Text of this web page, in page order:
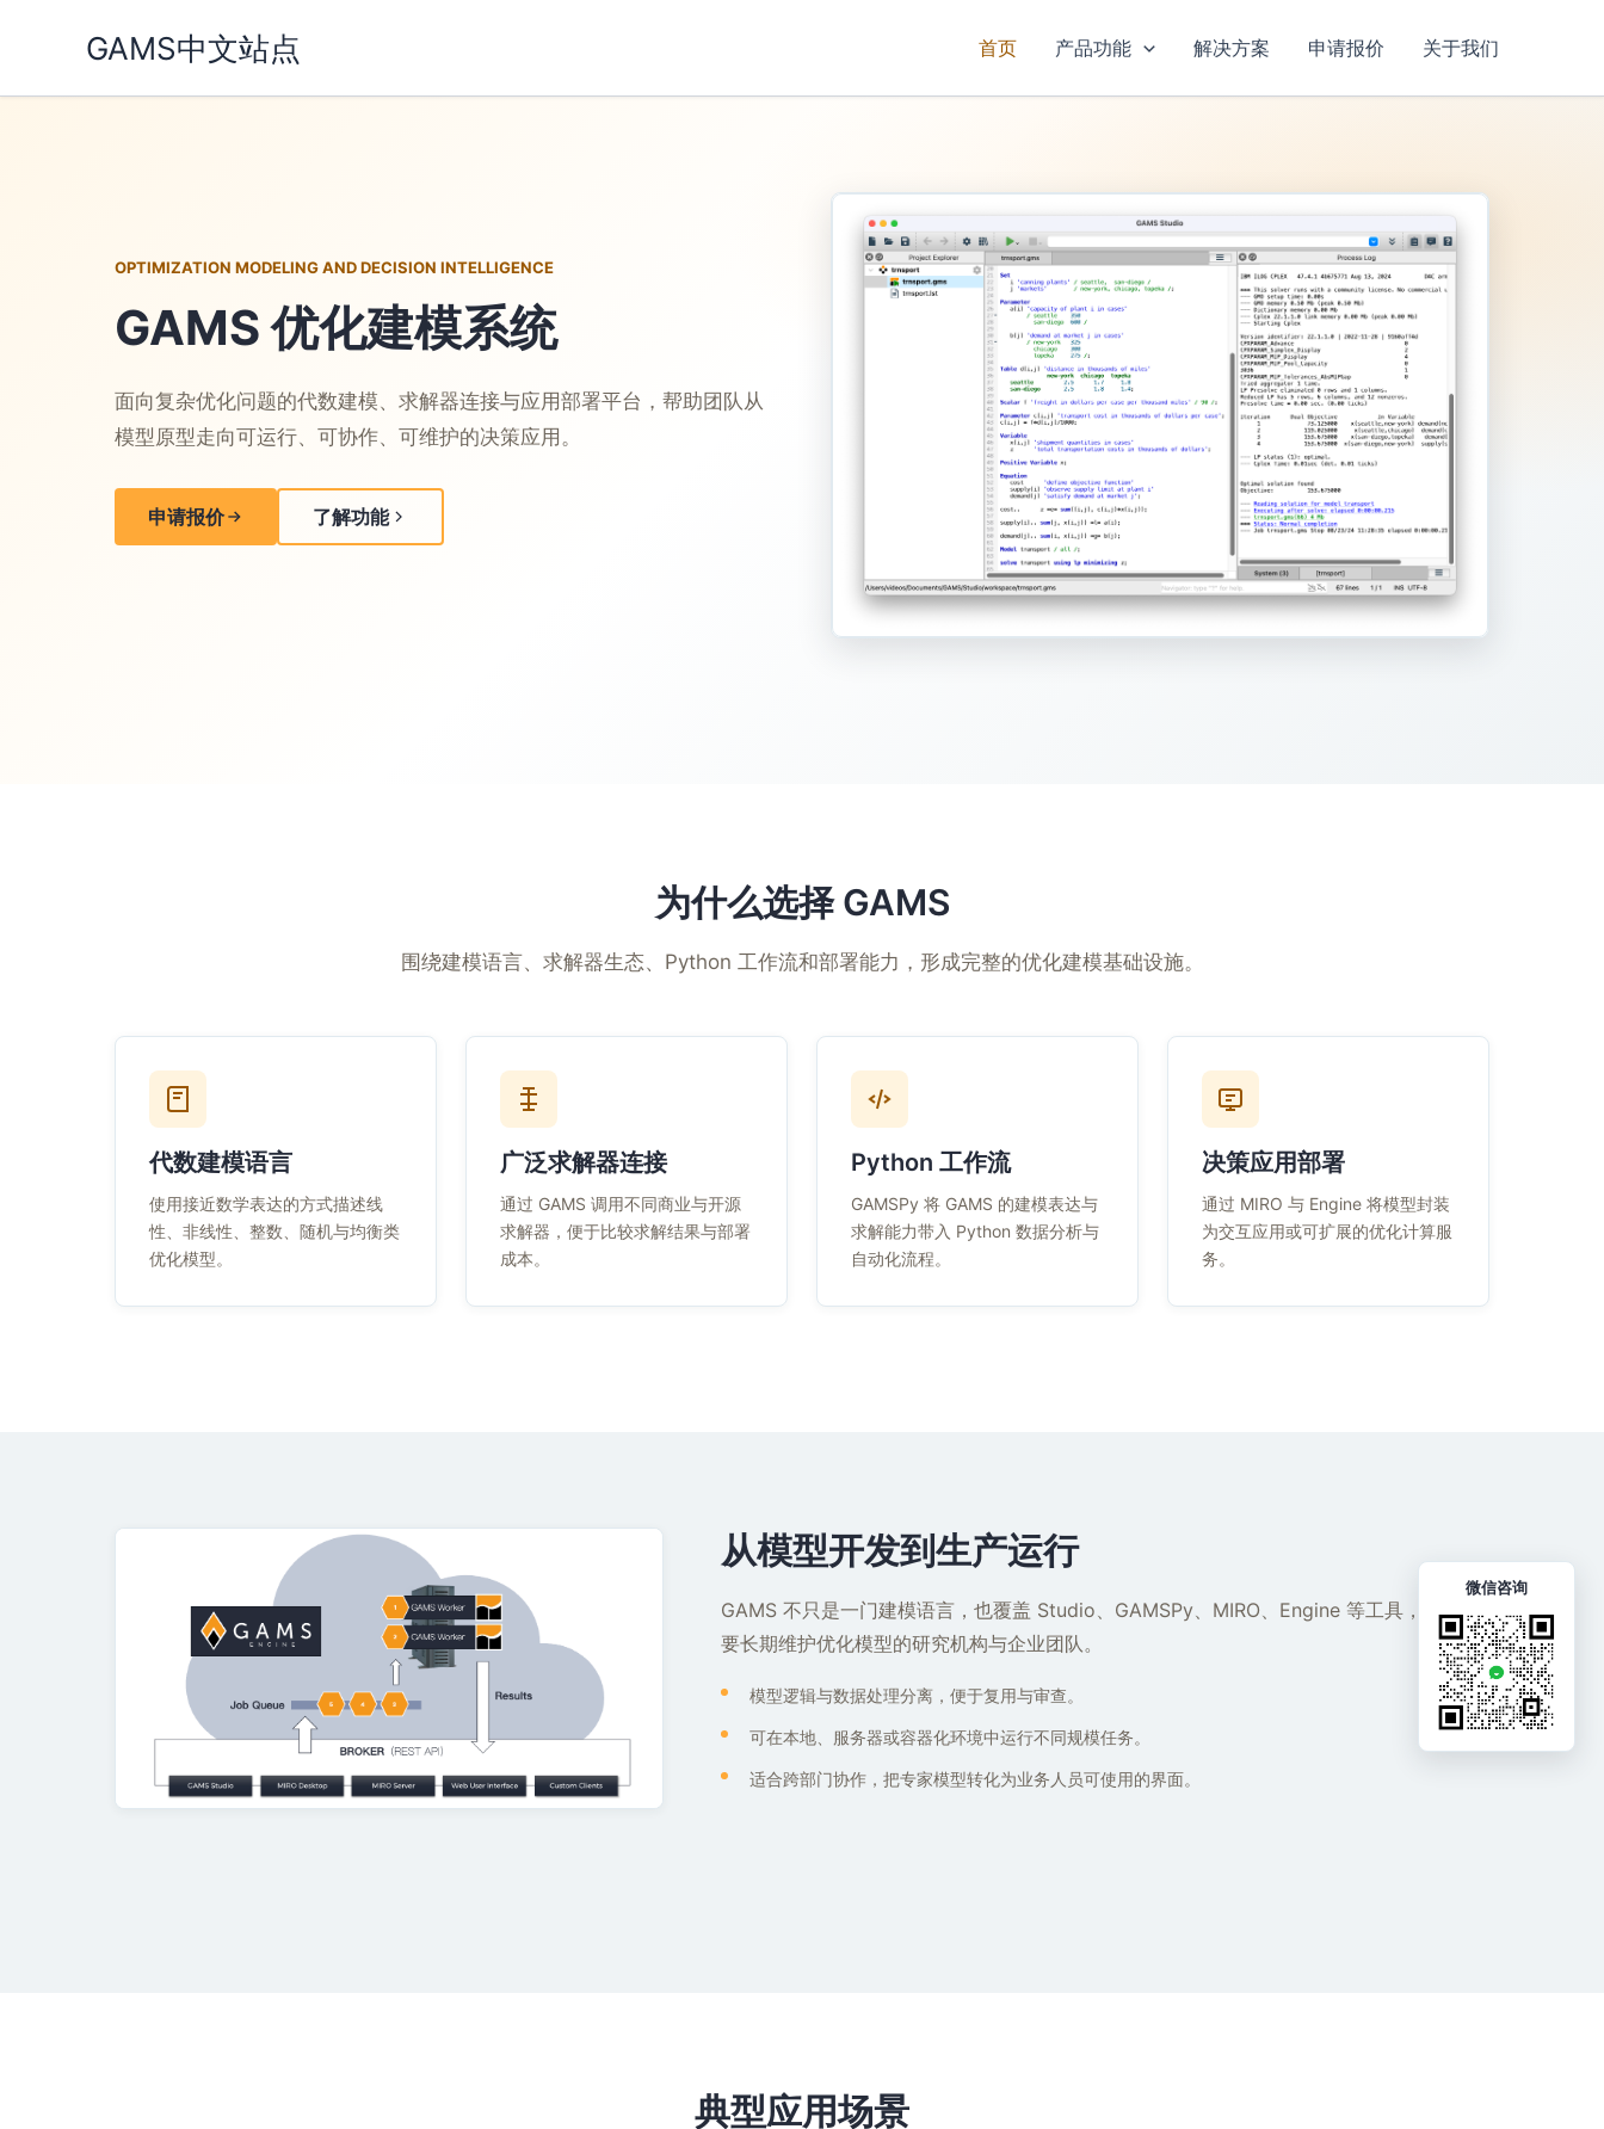
微信咨询
GAMS中文站点 首页 产品功能 解决方案 申请报价 关于我们
OPTIMIZATION MODELING AND DECISION INTELLIGENCE
GAMS 优化建模系统
面向复杂优化问题的代数建模、求解器连接与应用部署平台，帮助团队从
模型原型走向可运行、可协作、可维护的决策应用。
申请报价 了解功能
为什么选择 GAMS
围绕建模语言、求解器生态、Python 工作流和部署能力，形成完整的优化建模基础设施。
代数建模语言
使用接近数学表达的方式描述线
性、非线性、整数、随机与均衡类
优化模型。
广泛求解器连接
通过 GAMS 调用不同商业与开源
求解器，便于比较求解结果与部署
成本。
Python 工作流
GAMSPy 将 GAMS 的建模表达与
求解能力带入 Python 数据分析与
自动化流程。
决策应用部署
通过 MIRO 与 Engine 将模型封装
为交互应用或可扩展的优化计算服
务。
从模型开发到生产运行
GAMS 不只是一门建模语言，也覆盖 Studio、GAMSPy、MIRO、Engine 等工具，适合需
要长期维护优化模型的研究机构与企业团队。
模型逻辑与数据处理分离，便于复用与审查。
可在本地、服务器或容器化环境中运行不同规模任务。
适合跨部门协作，把专家模型转化为业务人员可使用的界面。
典型应用场景